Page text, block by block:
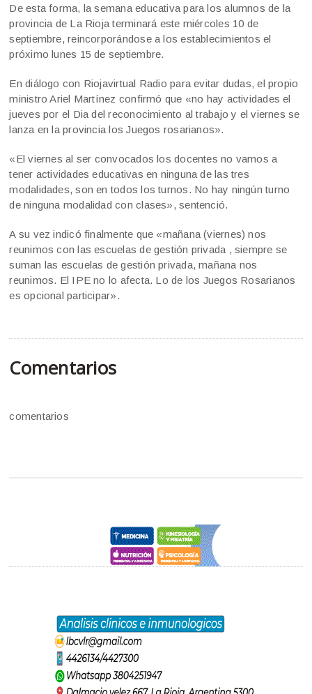
De esta forma, la semana educativa para los alumnos de la
provincia de La Rioja terminará este miércoles 10 de
septiembre, reincorporándose a los establecimientos el
próximo lunes 15 de septiembre.
En diálogo con Riojavirtual Radio para evitar dudas, el propio
ministro Ariel Martínez confirmó que «no hay actividades el
jueves por el Dia del reconocimiento al trabajo y el viernes se
lanza en la provincia los Juegos rosarianos».
«El viernes al ser convocados los docentes no vamos a
tener actividades educativas en ninguna de las tres
modalidades, son en todos los turnos. No hay ningún turno
de ninguna modalidad con clases», sentenció.
A su vez indicó finalmente que «mañana (viernes) nos
reunimos con las escuelas de gestión privada , siempre se
suman las escuelas de gestión privada, mañana nos
reunimos. El IPE no lo afecta. Lo de los Juegos Rosarianos
es opcional participar».
Comentarios
comentarios